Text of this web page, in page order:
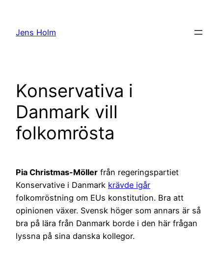
innehåll
Jens Holm
Konservativa i
Danmark vill
folkomrösta
Pia Christmas-Möller från regeringspartiet
Konservative i Danmark krävde igår
folkomröstning om EUs konstitution. Bra att
opinionen växer. Svensk höger som annars är så
bra på lära från Danmark borde i den här frågan
lyssna på sina danska kollegor.